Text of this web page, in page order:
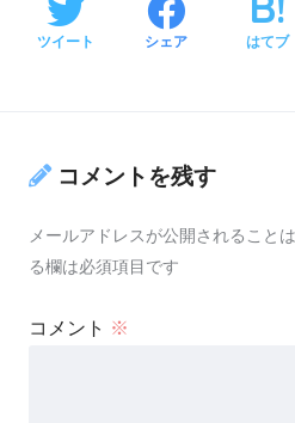
ツイート シェア はてブ
コメントを残す
メールアドレスが公開されること
る欄は必須項目です
コメント ※